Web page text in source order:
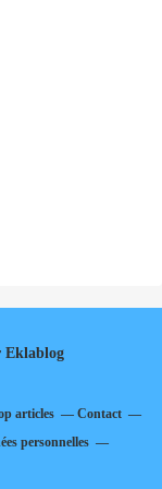
Eklablog
articles
Contact
personnelles